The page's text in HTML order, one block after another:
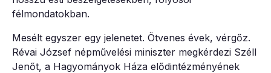
félmondatokban.
Mesélt egyszer egy jelenetet. Ötvenes évek, vérgőz.
Révai József népművelési miniszter megkérdezi Széll
Jenőt, a Hagyományok Háza elődintézményének